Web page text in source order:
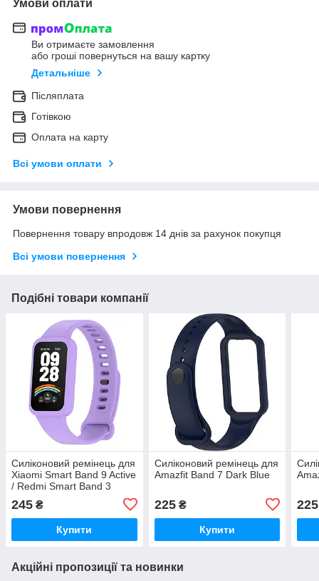
Умови оплати
Ви отримаєте замовлення
або гроші повернуться на вашу картку
Детальніше
Післяплата
Готівкою
Оплата на карту
Всі умови оплати
Умови повернення
Повернення товару впродовж 14 днів за рахунок покупця
Всі умови повернення
Подібні товари компанії
Силіконовий ремінець для
Xiaomi Smart Band 9 Active
/ Redmi Smart Band 3
245 ₴
Купити
Силіконовий ремінець для
Amazfit Band 7 Dark Blue
225₴
Купити
225
Акційні пропозиції та новинки